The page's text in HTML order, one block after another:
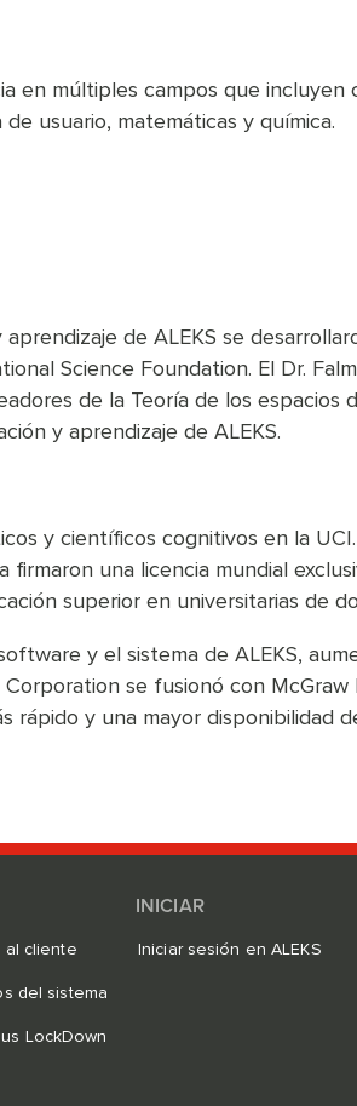
en múltiples campos que incluyen
usuario, matemáticas y química.
de ALEKS se
Science Foundation. El Dr.
de la Teoría de los espacios
y aprendizaje de ALEKS.
y científicos cognitivos en la
una licencia mundial
superior en universitarias de
y el sistema de ALEKS,
se fusionó con
rápido y una mayor disponibilidad
al cliente
del sistema
LockDown
INICIAR
Iniciar sesión en ALEKS